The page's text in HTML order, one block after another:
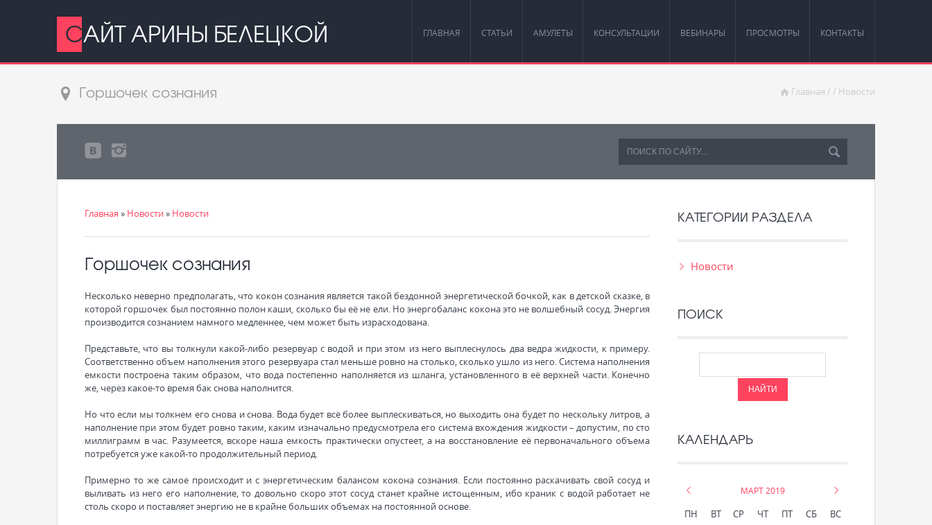
САЙТ АРИНЫ БЕЛЕЦКОЙ ГЛАВНАЯ СТАТЬИ АМУЛЕТЫ КОНСУЛЬТАЦИИ ВЕБИНАРЫ ПРОСМОТРЫ КОНТАКТЫ
Горшочек сознания Главная / / Новости
Главная » Новости» Новости
Горшочек сознания
Несколько неверно предполагать, что кокон сознания является такой бездонной энергетической бочкой, как в детской сказке, в
которой горшочек был постоянно полон каши, сколько бы её не ели. Но энергобаланс кокона это не волшебный сосуд. Энергия
производится сознанием намного медленнее, чем может быть израсходована.
Представьте, что вы толкнули какой-либо резервуар с водой и при этом из него выплеснулось два ведра жидкости, к примеру.
Соответственно объем наполнения этого резервуара стал меньше ровно на столько, сколько ушло из него. Система наполнения
емкости построена таким образом, что вода постепенно наполняется из шланга, установленного в её верхней части. Конечно
же, через какое-то время бак снова наполнится.
Но что если мы толкнем его снова и снова. Вода будет всё более выплескиваться, но выходить она будет по нескольку литров, а
наполнение при этом будет ровно таким, каким изначально предусмотрела его система вхождения жидкости – допустим, по сто
миллиграмм в час. Разумеется, вскоре наша емкость практически опустеет, а на восстановление её первоначального объема
потребуется уже какой-то продолжительный период.
Примерно то же самое происходит и с энергетическим балансом кокона сознания. Если постоянно раскачивать свой сосуд и
выливать из него его наполнение, то довольно скоро этот сосуд станет крайне истощенным, ибо краник с водой работает не
столь скоро и поставляет энергию не в крайне больших объемах на постоянной основе.
КАТЕГОРИИ РАЗДЕЛА
Новости
ПОИСК
КАЛЕНДАРЬ
МАРТ 2019
ПН ВТ СР ЧТ ПТ СБ ВС